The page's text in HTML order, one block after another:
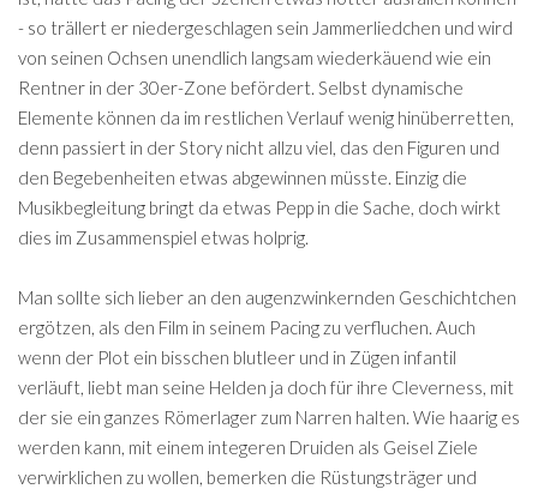
- so trällert er niedergeschlagen sein Jammerliedchen und wird
von seinen Ochsen unendlich langsam wiederkäuend wie ein
Rentner in der 30er-Zone befördert. Selbst dynamische
Elemente können da im restlichen Verlauf wenig hinüberretten,
denn passiert in der Story nicht allzu viel, das den Figuren und
den Begebenheiten etwas abgewinnen müsste. Einzig die
Musikbegleitung bringt da etwas Pepp in die Sache, doch wirkt
dies im Zusammenspiel etwas holprig.
Man sollte sich lieber an den augenzwinkernden Geschichtchen
ergötzen, als den Film in seinem Pacing zu verfluchen. Auch
wenn der Plot ein bisschen blutleer und in Zügen infantil
verläuft, liebt man seine Helden ja doch für ihre Cleverness, mit
der sie ein ganzes Römerlager zum Narren halten. Wie haarig es
werden kann, mit einem integeren Druiden als Geisel Ziele
verwirklichen zu wollen, bemerken die Rüstungsträger und